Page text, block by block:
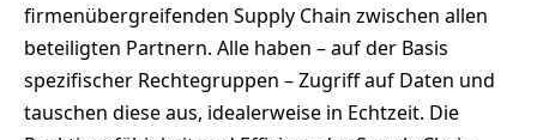
firmenübergreifenden Supply Chain zwischen allen
beteiligten Partnern. Alle haben – auf der Basis
spezifischer Rechtegruppen – Zugriff auf Daten und
tauschen diese aus, idealerweise in Echtzeit. Die